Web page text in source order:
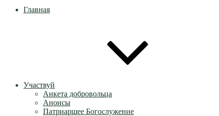
Главная
Участвуй
Анкета добровольца
Анонсы
Патриаршее Богослужение